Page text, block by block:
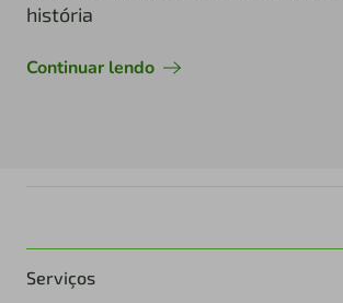
história
Continuar lendo
Serviços